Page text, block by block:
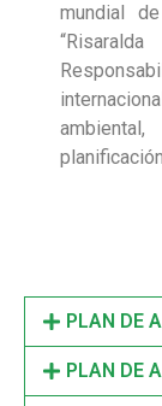
mundial
PLAN DE
PLAN DE